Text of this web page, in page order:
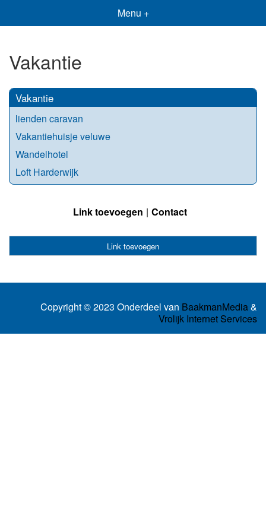
Menu +
Vakantie
Vakantie
lienden caravan
Vakantiehuisje veluwe
Wandelhotel
Loft Harderwijk
Link toevoegen Contact
Link toevoegen
Copyright © 2023 Onderdeel van BaakmanMedia&
Vrolijk Internet Services